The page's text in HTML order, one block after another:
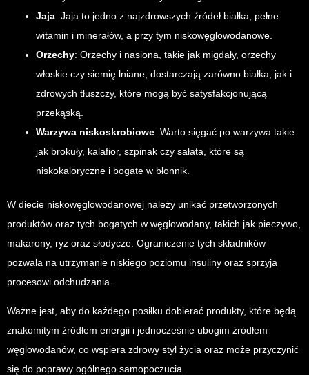
Jaja: Jaja to jedno z najzdrowszych źródeł białka, pełne
witamin i minerałów, a przy tym niskowęglowodanowe.
Orzechy: Orzechy i nasiona, takie jak migdały, orzechy
włoskie czy siemię lniane, dostarczają zarówno białka, jak i
zdrowych tłuszczy, które mogą być satysfakcjonującą
przekąską.
Warzywa niskoskrobiowe: Warto sięgać po warzywa takie
jak brokuły, kalafior, szpinak czy sałata, które są
niskokaloryczne i bogate w błonnik.
W diecie niskowęglowodanowej należy unikać przetworzonych
produktów oraz tych bogatych w węglowodany, takich jak pieczywo,
makarony, ryż oraz słodycze. Ograniczenie tych składników
pozwala na utrzymanie niskiego poziomu insuliny oraz sprzyja
procesowi odchudzania.
Ważne jest, aby do każdego posiłku dobierać produkty, które będą
znakomitym źródłem energii i jednocześnie ubogim źródłem
węglowodanów, co wspiera zdrowy styl życia oraz może przyczynić
się do poprawy ogólnego samopoczucia.